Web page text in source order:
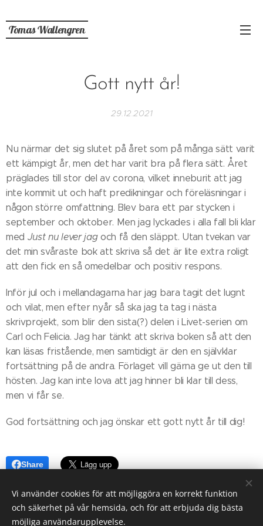
TomasWallengren
Gott nytt år!
29.12.2021
Nu närmar det sig slutet på året som på många sätt varit
ett kämpigt år, men det har varit bra på flera sätt. Året
präglades till stor del av corona, vilket inneburit att jag
inte kommit ut och haft predikningar och föreläsningar i
någon större omfattning. Blev bara ett par stycken i
september och oktober. Men jag lyckades i alla fall bli klar
med Just nu lever jag och få den släppt. Utan tvekan var
det min svåraste bok att skriva så det är lite extra roligt
att den fick en så omedelbar och positiv respons.
Inför jul och i mellandagarna har jag bara tagit det lugnt
och vilat, men efter nyår så ska jag ta tag i nästa
skrivprojekt, som blir den sista(?) delen i Livet-serien om
Carl och Felicia. Jag har tänkt att skriva boken så att den
kan läsas fristående, men samtidigt är den en självklar
fortsättning på de andra. Förlaget vill gärna ge ut den till
hösten. Jag kan inte lova att jag hinner bli klar till dess,
men vi får se.
God fortsättning och jag önskar ett gott nytt år till dig!
Share
Vi använder cookies för att möjliggöra en korrekt funktion
och säkerhet på vår hemsida, och för att erbjuda dig bästa
möjliga användarupplevelse.